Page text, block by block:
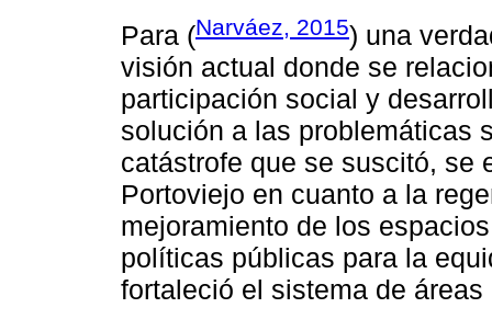
Para (Narváez, 2015) una
visión actual donde se
participación social y
solución a las problemáticas
catástrofe que se suscitó, se
Portoviejo en cuanto a la
mejoramiento de los
políticas públicas para la
fortaleció el sistema de